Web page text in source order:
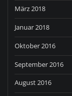
März 2018
Januar 2018
Oktober 2016
September 2016
August 2016